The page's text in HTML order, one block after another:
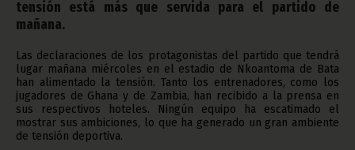
tensión está más que servida para el partido de
mañana.
Las declaraciones de los protagonistas del partido que tendrá
lugar mañana miércoles en el estadio de Nkoantoma de Bata
han alimentado la tensión. Tanto los entrenadores, como los
jugadores de Ghana y de Zambia, han recibido a la prensa en
sus respectivos hoteles. Ningún equipo ha escatimado el
mostrar sus ambiciones, lo que ha generado un gran ambiente
de tensión deportiva.